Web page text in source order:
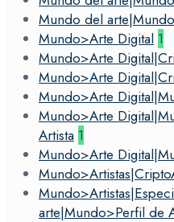
Mundo del
Mundo>Arte Digital 1
Mundo>Arte
Mundo>Arte
Mundo>Arte
Mundo>Arte
Artista 1
Mundo>Arte
arte|Mundo>Perfil de